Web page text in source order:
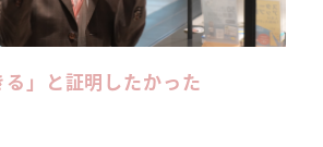
る」と証明したかった